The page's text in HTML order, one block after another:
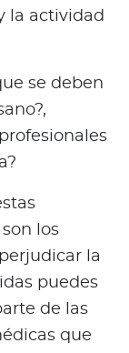
la actividad
se deben
los
la
puedes
de las
que